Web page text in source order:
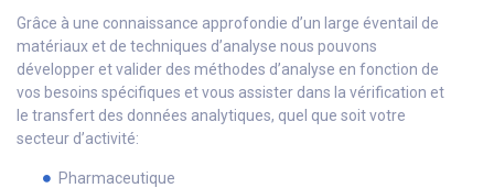
Grâce à une connaissance approfondie d’un large éventail de
matériaux et de techniques d’analyse nous pouvons
développer et valider des méthodes d’analyse en fonction de
vos besoins spécifiques et vous assister dans la vérification et
le transfert des données analytiques, quel que soit votre
secteur d’activité:
Pharmaceutique